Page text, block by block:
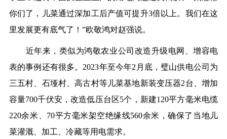
你们了，儿菜通过深加工后产值可提升3倍以上。我们在这
里发展更有底气了！”欧敬鸿对赵强说。
近年来，类似为鸿敬农业公司改造升级电网、增容电
表的事例还有很多。2023年至今年2月底，璧山供电公司为
三五村、石垭村、高古村等儿菜基地新装变压器2台、增加
容量700千伏安，改造低压台区5个，新建120平方毫米电缆
220余米、70平方毫米架空绝缘线560余米，确保了当地儿
菜灌溉、加工、冷藏等用电需求。